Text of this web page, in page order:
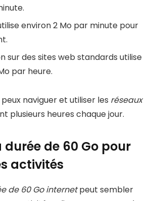
environ 2 Mo par minute pour
sur des sites web standards utilise
par heure.
peux naviguer et utiliser les réseaux
plusieurs heures chaque jour.
durée de 60 Go pour
activités
de 60 Go internetpeut sembler